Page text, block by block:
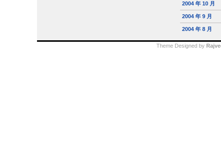
2004 年 10 月
2004 年 9 月
2004 年 8 月
Theme Designed by